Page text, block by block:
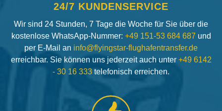
24/7 KUNDENSERVICE
Wir sind 24 Stunden, 7 Tage die Woche für Sie über die
kostenlose WhatsApp-Nummer: +49 151-53 684 687 und
per E-Mail an info@flyingstar-flughafentransfer.de
erreichbar. Sie können uns jederzeit auch unter +49 6142
- 30 16 333 telefonisch erreichen.